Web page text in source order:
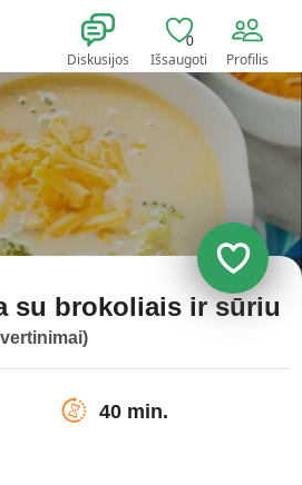
Diskusijos
0
Išsaugoti Profilis
su brokoliais ir sūriu
40 min.